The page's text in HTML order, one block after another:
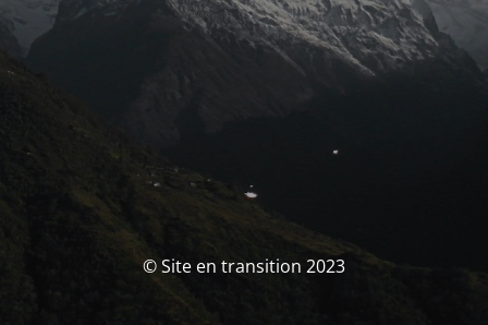
© Site en transition 2023